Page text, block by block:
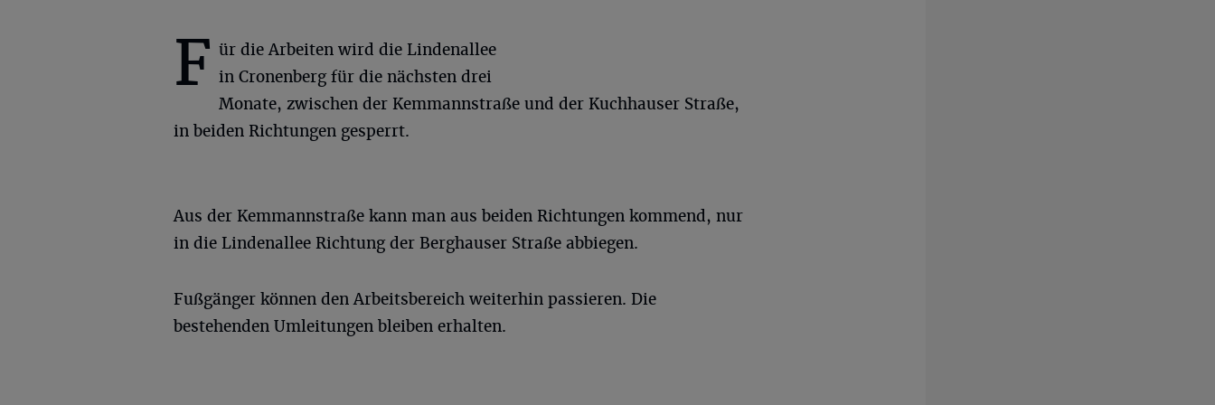
F ür die Arbeiten wird die Lindenallee
in Cronenberg für die nächsten drei
Monate, zwischen der Kemmannstraße und der Kuchhauser Straße,
in beiden Richtungen gesperrt.
Aus der Kemmannstraße kann man aus beiden Richtungen kommend, nur
in die Lindenallee Richtung der Berghauser Straße abbiegen.
Fußgänger können den Arbeitsbereich weiterhin passieren. Die
bestehenden Umleitungen bleiben erhalten.